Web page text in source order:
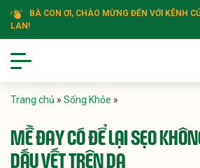
BÀ CON ƠI, CHÀO MỪNG ĐẾN VỚI KÊNH
LAN!
Trang chủ » Sống Khỏe »
MỀ ĐAY CÓ ĐỂ LẠI SẸO
DẤU VẾT TRÊN DA